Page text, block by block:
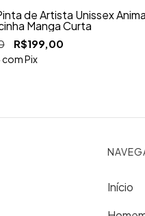
de Artista Unissex
Manga Curta
R$199,00
comPix
Início